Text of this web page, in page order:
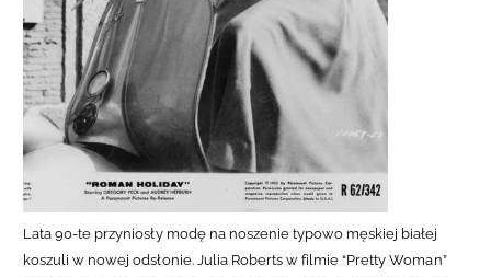
Lata 90-te przyniosły modę na noszenie typowo męskiej białej
koszuli w nowej odsłonie. Julia Roberts w filmie “Pretty Woman”